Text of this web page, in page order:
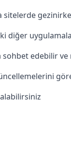
diğer
sohbet edebilir